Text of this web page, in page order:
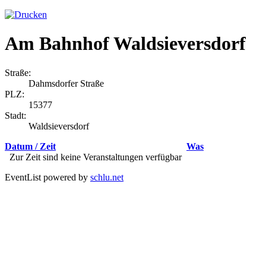
Am Bahnhof Waldsieversdorf
Straße:
Dahmsdorfer Straße
PLZ:
15377
Stadt:
Waldsieversdorf
Datum / Zeit
Was
Zur Zeit sind keine Veranstaltungen verfügbar
EventList powered by schlu.net